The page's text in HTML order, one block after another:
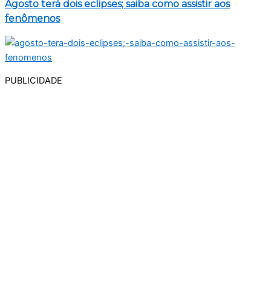
Agosto terá dois eclipses; saiba como assistir aos
fenômenos
PUBLICIDADE